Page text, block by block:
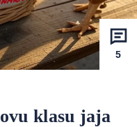
5
klasu jaja